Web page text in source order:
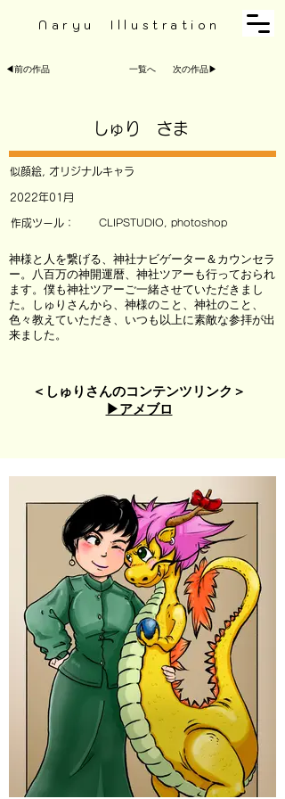
Naryu Illustration
◀︎前の作品 一覧へ 次の作品▶︎
しゅり さま
似顔絵, オリジナルキャラ
2022年01月
CLIPSTUDIO, photoshop
作成ツール：
神様と人を繋げる、神社ナビゲーター＆カウンセラ
ー。八百万の神開運暦、神社ツアーも行っておられ
ます。僕も神社ツアーご一緒させていただきまし
た。しゅりさんから、神様のこと、神社のこと、
色々教えていただき、いつも以上に素敵な参拝が出
来ました。
＜しゅりさんのコンテンツリンク＞
▶︎アメブロ